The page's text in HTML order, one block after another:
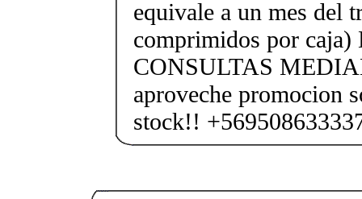
equivale a un mes del
comprimidos por
CONSULTAS
aproveche promocion
stock!!